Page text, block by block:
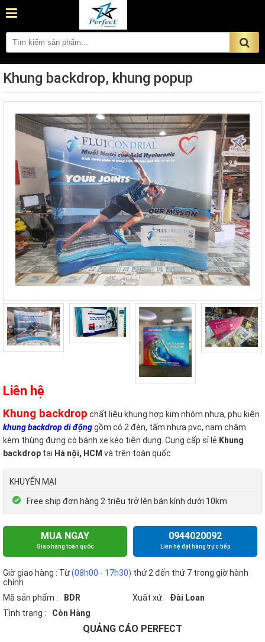
Khung backdrop, khung popup
Liên hệ
Khung backdrop chất liệu khung hợp kim nhôm nhựa, phụ kiện
khung backdrop di độnggồm có 2 đèn, tấm nhựa pvc, nam châm
kèm thùng đựng có bánh xe kéo tiện dụng. Cung cấp sỉ lẻ Khung
backdrop tại Hà nội, HCM và trên toàn quốc
KHUYẾN MẠI
Free ship đơn hàng 2 triệu trở lên bán kính dưới 10km
MUA NGAY
Giao hàng toàn quốc
0944020092
Liên hệ đặt hàng trực tiếp
Giờ giao hàng : Từ(08h00 - 17h30) thứ 2 đến thứ 7 trong giờ hành
chính
Mã sản phẩm :
BDR Xuất xứ:
Đài Loan
Tình trạng :
Còn Hàng
QUẢNG CÁO PERFECT
ĐẶT HÀNG